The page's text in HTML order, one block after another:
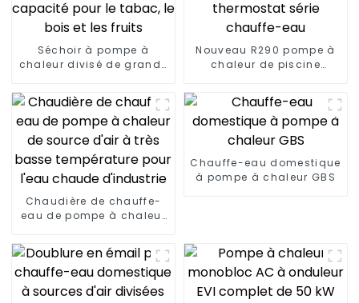
Séchoir à pompe à
chaleur divisé de grande
le bois et les fruits
Nouveau R290 pompe à
chaleur de piscine
Chaudière de chauffe-
eau de pompe à chaleur
basse température pour
l'eau chaude d'industrie
Chauffe-eau domestique
à pompe à chaleur GBS